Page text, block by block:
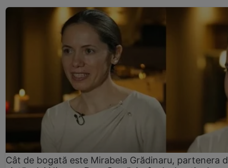
Cât de bogată este Mirabela Grădinaru, partenera